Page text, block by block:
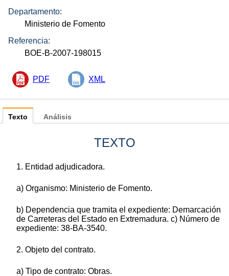
Departamento:
Ministerio de Fomento
Referencia:
BOE-B-2007-198015
PDF XML
Texto
TEXTO
1. Entidad adjudicadora.
a) Organismo: Ministerio de Fomento.
b) Dependencia que tramita el expediente: Demarcación
de Carreteras del Estado en Extremadura. c) Número de
expediente: 38-BA-3540.
2. Objeto del contrato.
a) Tipo de contrato: Obras.
Análisis